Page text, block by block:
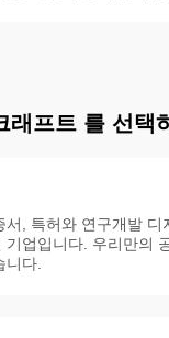
래프트 를 선택
서, 특허와 연구개발 디
기업입니다. 우리만의
니다.